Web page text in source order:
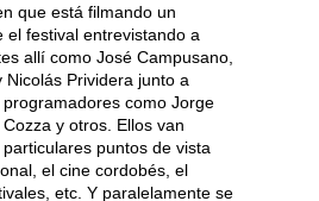
que está filmando un
el festival entrevistando a
allí como José Campusano,
Prividera junto a
como Jorge
y otros. Ellos van
puntos de vista
el cine cordobés, el
etc. Y paralelamente se